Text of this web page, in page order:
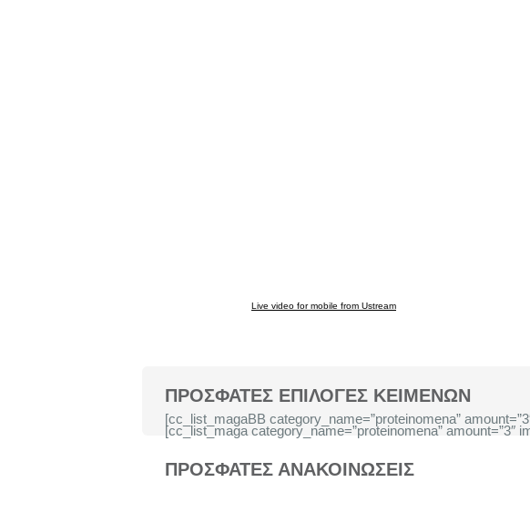
Live video for mobile from Ustream
ΠΡΟΣΦΑΤΕΣ ΕΠΙΛΟΓΕΣ ΚΕΙΜΕΝΩΝ
[cc_list_maga category_name=”proteinomena” amount=”3″
[cc_list_magaBB category_name=”proteinomena”
ΠΡΟΣΦΑΤΕΣ ΑΝΑΚΟΙΝΩΣΕΙΣ